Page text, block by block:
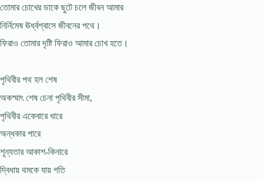
তোমার চোখের ডাকে ছুটে চলে জীবন আমার
নির্নিমেষ ঊর্ধ্বশ্বাসে জীবনের পথে।
ফিরাও তোমার দৃষ্টি ফিরাও আমার চোখ হতে।
পৃথিবীর পথ হল শেষ
অকস্মাৎ শেষ চেনা পৃথিবীর সীমা,
পৃথিবীর একেবারে ধারে
অন্ধকার পারে
শূন্যতার আকাশ-কিনারে
দ্বিধায় থমকে যায় গতি